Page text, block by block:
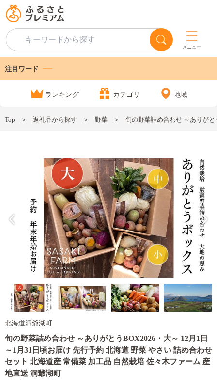
メニュー
注目ワード
ランキング カテゴリ 地域
Top 返礼品から探す 野菜 旬の野菜詰め合わせ ～ありが
北海道洞爺湖町
旬の野菜詰め合わせ ～ありがとうBOX2026・大～ 12月1日
～1月31日頃お届け 先行予約 北海道 野菜 やさい 詰め合わせ
セット 北海道産 常備菜 加工品 自然栽培 佐々木ファーム 産
地直送 洞爺湖町